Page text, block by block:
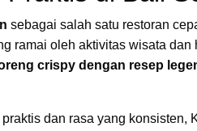
sebagai salah satu restoran
ramai oleh aktivitas wisata
crispy dengan resep
dan rasa yang konsisten,